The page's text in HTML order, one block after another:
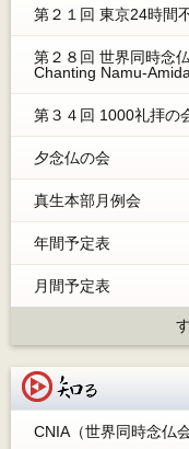
第２１回 東京24時間
第２８回 世界同時念
Chanting Namu-
第３４回 1000礼拝の
夕念仏の会
真生本部月例会
年間予定表
月間予定表
CNIA（世界同時念仏